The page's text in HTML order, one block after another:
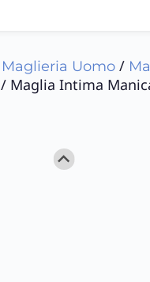
Maglieria Uomo /
/ Maglia Intima